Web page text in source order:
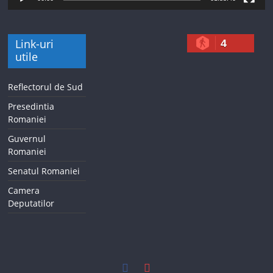
Link-uri
utile
Reflectorul de Sud
Presedintia
Romaniei
Guvernul
Romaniei
Senatul Romaniei
Camera
Deputatilor
4